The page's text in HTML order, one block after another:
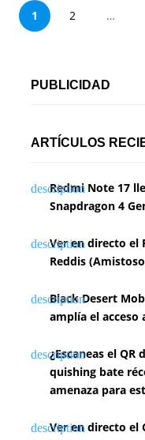
P
g
n
c
ó
e
1 2 …
PUBLICIDAD
ARTÍCULOS
Redmi Note 17
Snapdragon 4
Ver en directo el
Reddis
Black Desert
amplía el acceso
¿Escaneas el
quishing bate
amenaza para
Ver en directo el